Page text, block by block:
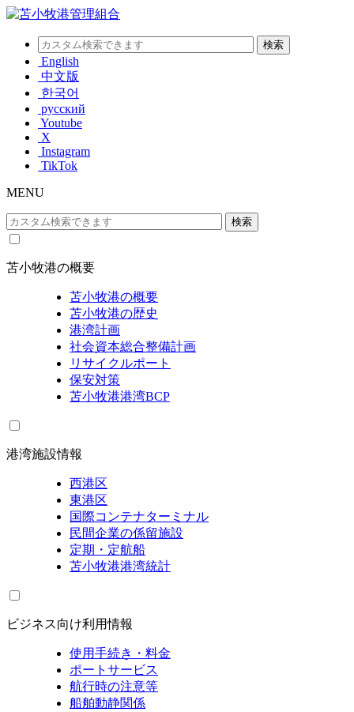
English
中文版
한국어
русский
Youtube
X
Instagram
TikTok
MENU
苫小牧港の概要
苫小牧港の概要
苫小牧港の歴史
港湾計画
社会資本総合整備計画
リサイクルポート
保安対策
苫小牧港港湾BCP
港湾施設情報
西港区
東港区
国際コンテナターミナル
民間企業の係留施設
定期・定航船
苫小牧港港湾統計
ビジネス向け利用情報
使用手続き・料金
ポートサービス
航行時の注意等
船舶動静関係